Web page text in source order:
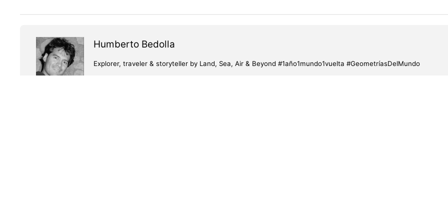
Humberto Bedolla
Explorer, traveler & storyteller by Land, Sea, Air & Beyond #1año1mundo1vuelta #GeometríasDelMundo